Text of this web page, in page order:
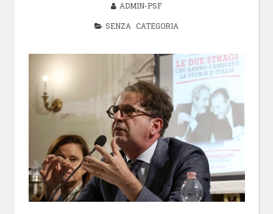
ADMIN-PSF
SENZA CATEGORIA